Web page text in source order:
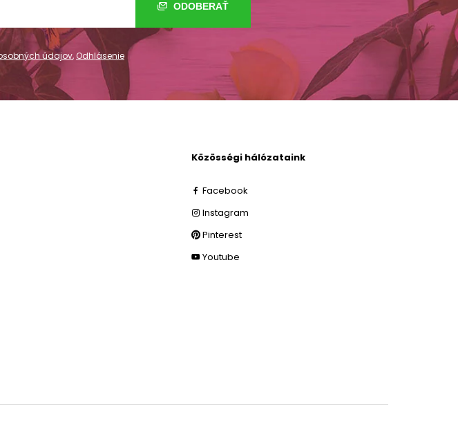
ODOBERAŤ
údajov,Odhlásenie
Közösségi hálózataink
Facebook
Instagram
Pinterest
Youtube